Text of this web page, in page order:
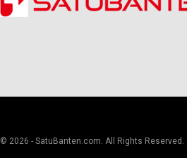
© 2026 - SatuBanten.com. All Rights Reserved.